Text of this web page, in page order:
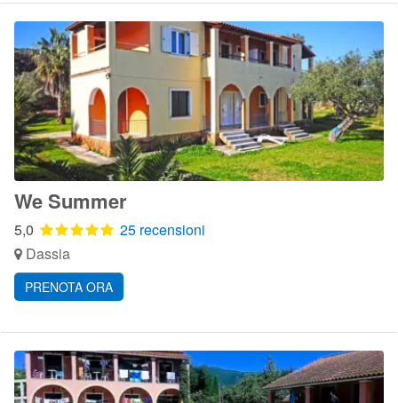
We Summer
5,0
25 recensioni
Dassia
PRENOTA ORA